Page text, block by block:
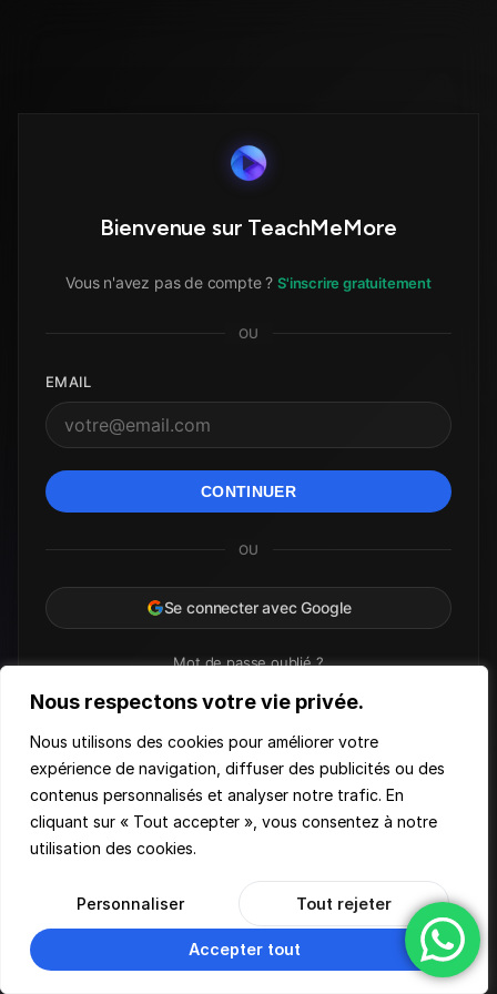
Nous respectons votre vie privée.
Nous utilisons des cookies pour améliorer votre
expérience de navigation, diffuser des publicités ou des
contenus personnalisés et analyser notre trafic. En
cliquant sur « Tout accepter », vous consentez à notre
utilisation des cookies.
Personnaliser Tout rejeter
Accepter tout
Bienvenue sur TeachMeMore
Vous n'avez pas de compte ?S'inscrire gratuitement
OU
EMAIL
CONTINUER
OU
Se connecter avec Google
Mot de passe oublié ?
© 2026 TeachMeMore. Tous droits réservés.
Conditions d'utilisation
Politique de confidentialité